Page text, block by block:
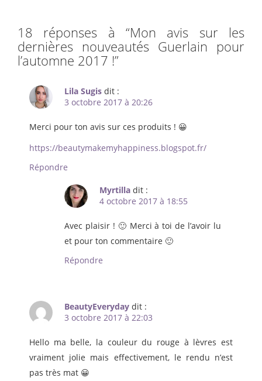
18 réponses à “Mon avis sur les
dernières nouveautés Guerlain pour
l’automne 2017 !”
Lila Sugis dit :
3 octobre 2017 à 20:26
Merci pour ton avis sur ces produits ! 😀
https://beautymakemyhappiness.blogspot.fr/
Répondre
Myrtilla dit :
4 octobre 2017 à 18:55
Avec plaisir ! 🙂 Merci à toi de l’avoir lu
et pour ton commentaire 🙂
Répondre
BeautyEveryday dit :
3 octobre 2017 à 22:03
Hello ma belle, la couleur du rouge à lèvres est
vraiment jolie mais effectivement, le rendu n’est
pas très mat 😀